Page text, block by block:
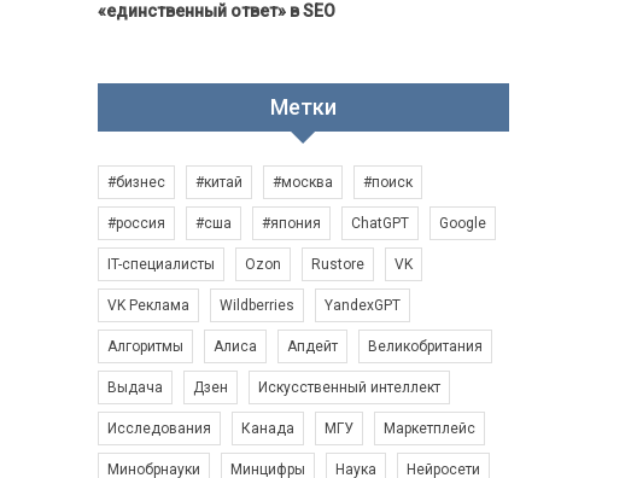
«единственный ответ» в SEO
Метки
#бизнес #китай #москва #поиск
#россия #сша #япония ChatGPT Google
IT-специалисты Ozon Rustore VK
VK Реклама Wildberries YandexGPT
Алгоритмы Алиса Апдейт Великобритания
Выдача Дзен Искусственный интеллект
Исследования Канада МГУ Маркетплейс
Минобрнауки Минцифры Наука Нейросети